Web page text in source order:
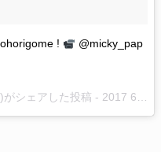
!
@micky_pap
シェアした投稿 - 2017 6月 24 2:29午後 PDT